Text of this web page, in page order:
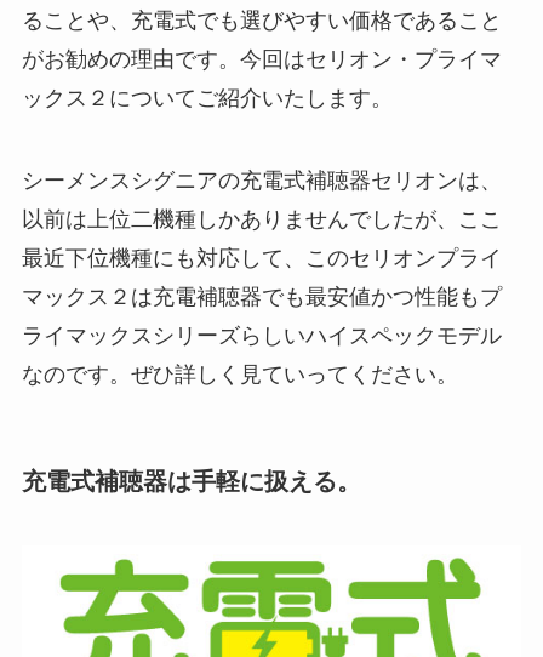
ることや、充電式でも選びやすい価格であること
がお勧めの理由です。今回はセリオン・プライマ
ックス２についてご紹介いたします。
シーメンスシグニアの充電式補聴器セリオンは、
以前は上位二機種しかありませんでしたが、ここ
最近下位機種にも対応して、このセリオンプライ
マックス２は充電補聴器でも最安値かつ性能もプ
ライマックスシリーズらしいハイスペックモデル
なのです。ぜひ詳しく見ていってください。
充電式補聴器は手軽に扱える。